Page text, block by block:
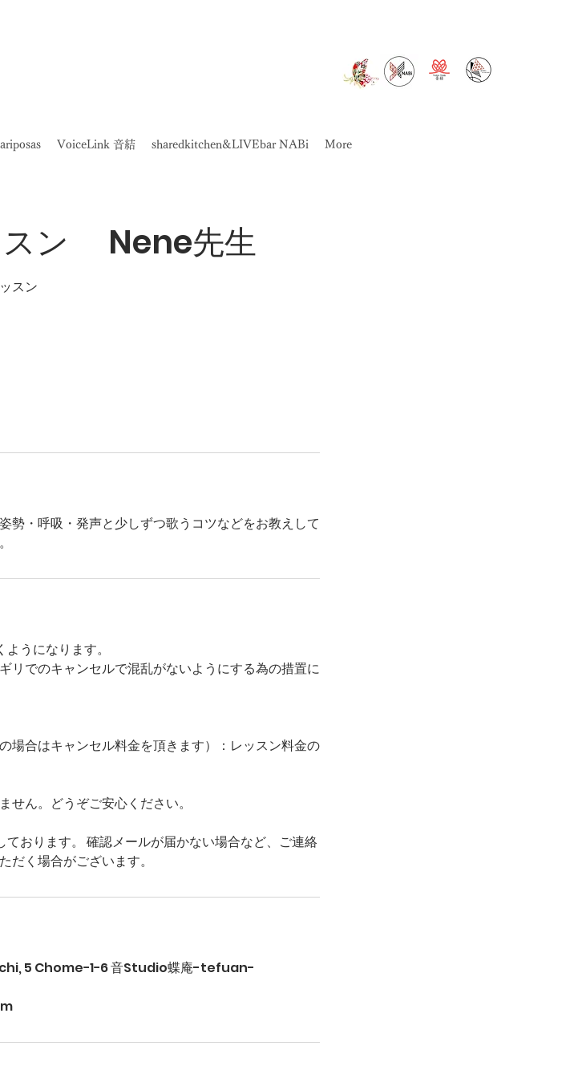
VoiceLink 音結 sharedkitchen&LIVEbar NABi More
スン Nene先生
スン
勢・呼吸・発声と少しずつ歌うコツなどをお教えして
うになります。
リでのキャンセルで混乱がないようにする為の措置に
場合はキャンセル料金を頂きます）：レッスン料金の
ん。どうぞご安心ください。
おります。 確認メールが届かない場合など、ご連絡
く場合がございます。
5 Chome−1−6 音Studio蝶庵-tefuan-